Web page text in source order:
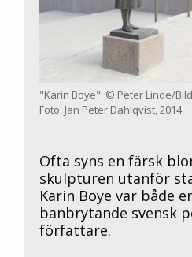
"Karin Boye". © Peter Linde/
Foto: Jan Peter Dahlqvist, 2014
Ofta syns en färsk
skulpturen utanför
Karin Boye var både
banbrytande svensk
författare.